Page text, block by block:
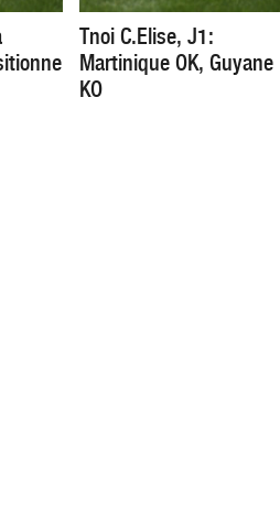
Tnoi C.Elise, J1:
Martinique OK, Guyane
KO